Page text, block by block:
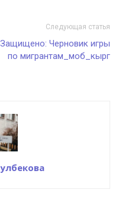
Следующая статья
Защищено: Черновик игры
по мигрантам_моб_кырг